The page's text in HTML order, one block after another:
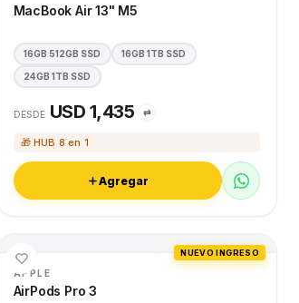
MacBook Air 13" M5
16GB 512GB SSD 16GB 1TB SSD
24GB 1TB SSD
DESDE USD 1,435 ⇄
🎁 HUB 8 en 1
Agregar
NUEVO INGRESO
APPLE
AirPods Pro 3